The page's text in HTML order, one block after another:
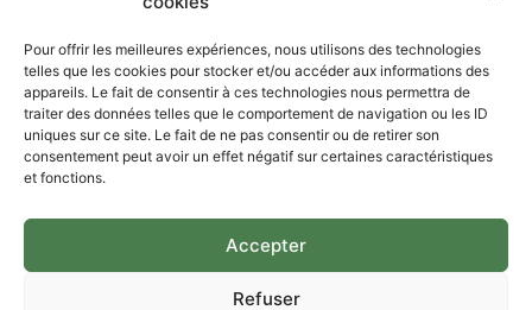
Pour offrir les meilleures expériences, nous utilisons des technologies
telles que les cookies pour stocker et/ou accéder aux informations des
appareils. Le fait de consentir à ces technologies nous permettra de
traiter des données telles que le comportement de navigation ou les ID
uniques sur ce site. Le fait de ne pas consentir ou de retirer son
consentement peut avoir un effet négatif sur certaines caractéristiques
et fonctions.
Accepter
Refuser
Confidentialités
Gestion cookies
Mention légales